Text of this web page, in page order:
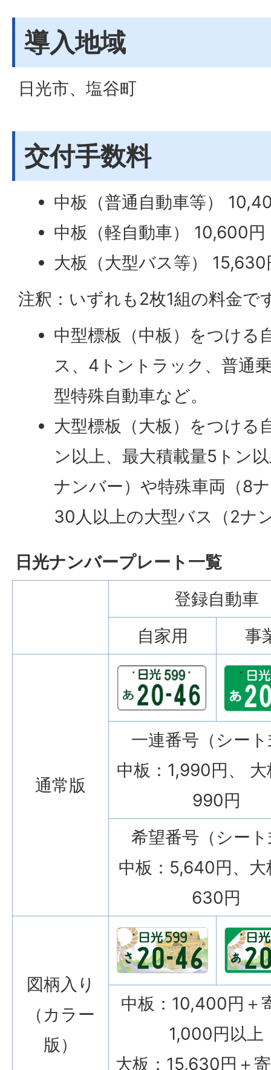
導入地域
日光市、塩谷町
交付手数料
中板（普通自動車等）
中板（軽自動車） 10,600円
大板（大型バス等） 15,630
注釈：いずれも2枚1組の料金で
中型標板（中板）をつける
ス、4トントラック、普通
型特殊自動車など。
大型標板（大板）をつける
ン以上、最大積載量5トン
ナンバー）や特殊車両（8
30人以上の大型バス（2ナ
日光ナンバープレート一覧
登録自動車
自家用
事
通常版
一連番号（シー
中板：1,990円、
990円
希望番号（シー
中板：5,640円、大
630円
図柄入り
（カラー
版）
中板：10,400円＋
1,000円以上
大板：15,630円＋